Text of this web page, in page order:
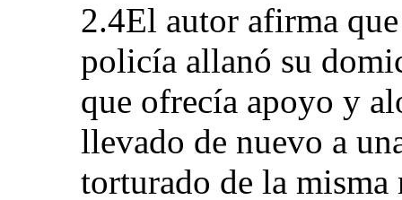
2.4El autor afirma
policía allanó su
que ofrecía apoyo y
llevado de nuevo a
torturado de la misma